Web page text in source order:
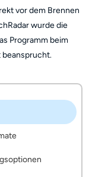
vor dem Brennen
wurde die
Programm beim
beansprucht.